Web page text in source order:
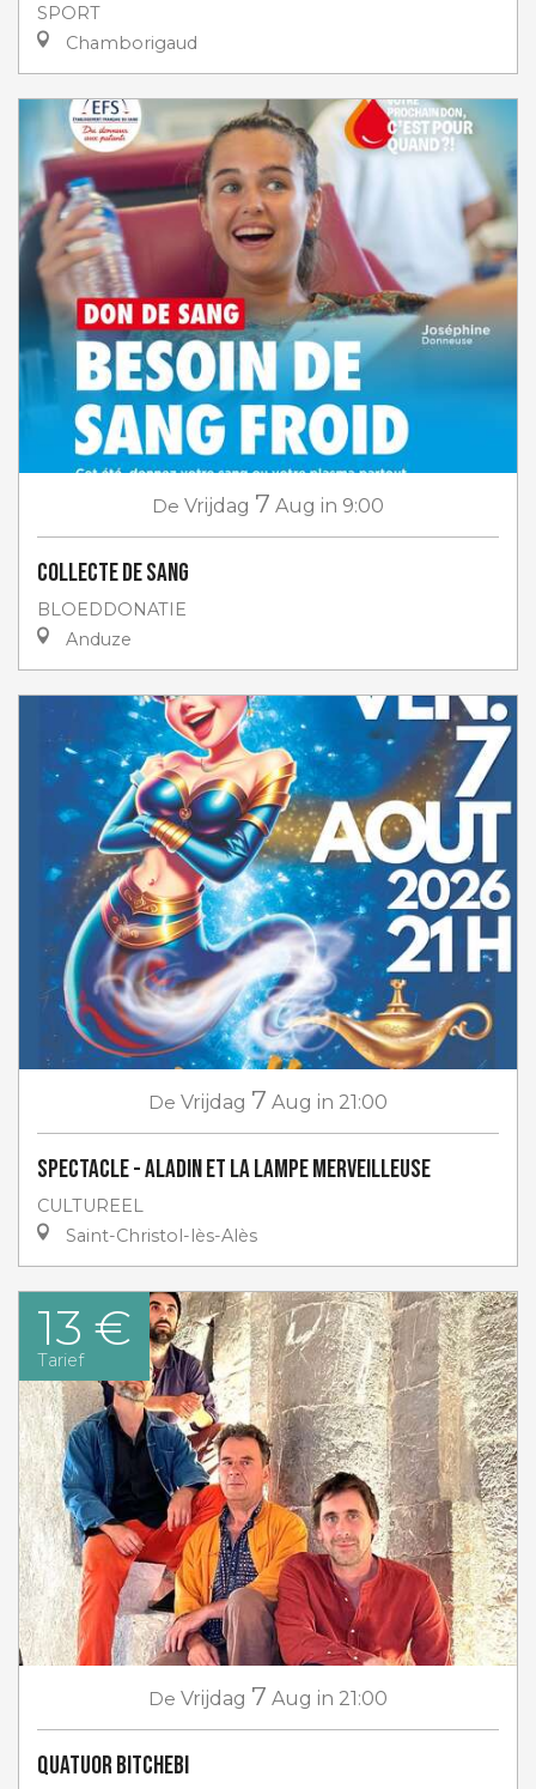
SPORT
Chamborigaud
De Vrijdag 7 Aug in 9:00
Collecte de sang
BLOEDDONATIE
Anduze
De Vrijdag 7 Aug in 21:00
Spectacle - Aladin et la lampe merveilleuse
CULTUREEL
Saint-Christol-lès-Alès
13 €
Tarief
De Vrijdag 7 Aug in 21:00
Quatuor Bitchebi